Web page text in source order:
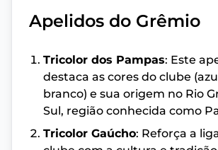
Apelidos do Grêmio
Tricolor dos Pampas: Este
destaca as cores do clube
branco) e sua origem no Rio
Sul, região conhecida como
Tricolor Gaúcho: Reforça a